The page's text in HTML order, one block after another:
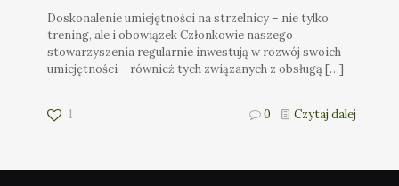
Doskonalenie umiejętności na strzelnicy – nie tylko
trening, ale i obowiązek Członkowie naszego
stowarzyszenia regularnie inwestują w rozwój swoich
umiejętności – również tych związanych z obsługą[…]
1 0 Czytaj dalej